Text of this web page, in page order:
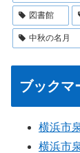
図書館
中秋の名月
ブックマ
横浜市
横浜市